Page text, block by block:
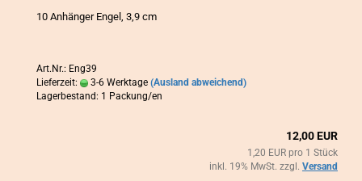
10 An­hän­ger Engel, 3,9 cm
Art.Nr.: Eng39
Lieferzeit:
3-6 Werktage (Ausland abweichend)
Lagerbestand: 1 Packung/en
12,00 EUR
1,20 EUR pro 1 Stück
inkl. 19% MwSt. zzgl. Versand